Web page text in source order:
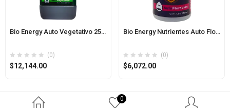
0
Bio Energy Auto Vegetativo 250 ml
(0)
$12,144.00
Bio Energy Nutrientes Auto Floración 100 ml
(0)
$6,072.00